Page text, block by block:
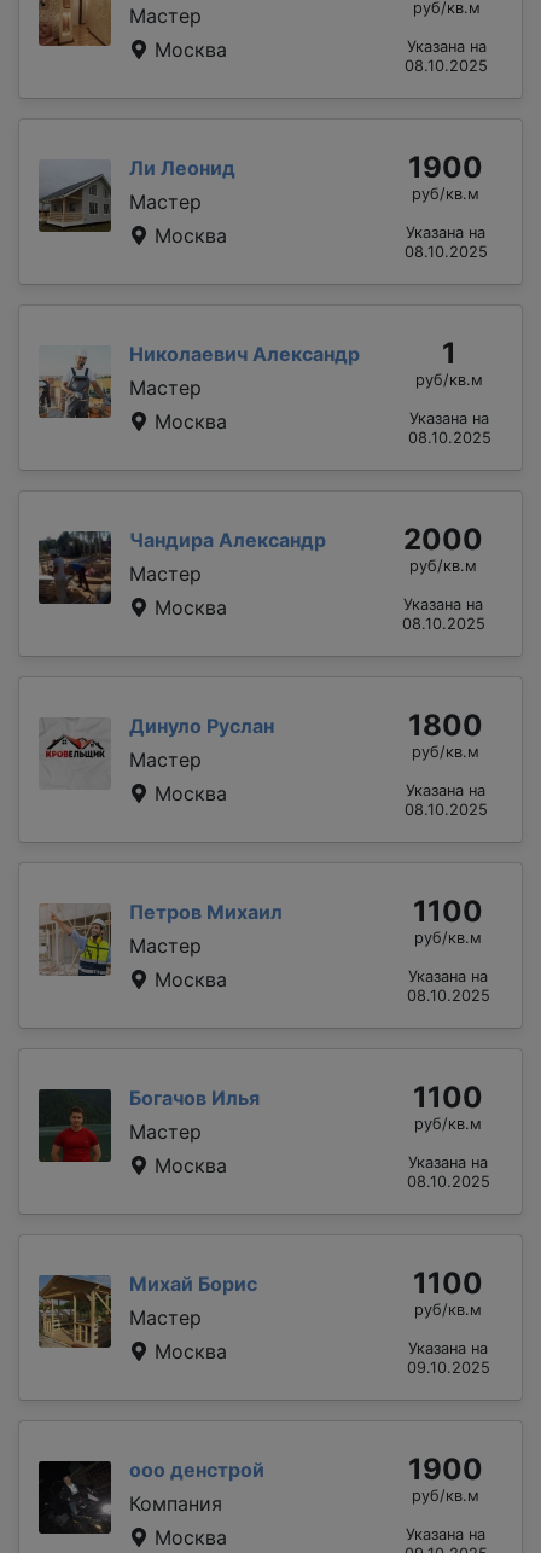
Мастер
Москва
руб/кв.м
Указана на
08.10.2025
Ли Леонид
Мастер
Москва
1900
руб/кв.м
Указана на
08.10.2025
Николаевич Александр
Мастер
Москва
1
руб/кв.м
Указана на
08.10.2025
Чандира Александр
Мастер
Москва
2000
руб/кв.м
Указана на
08.10.2025
Динуло Руслан
Мастер
Москва
1800
руб/кв.м
Указана на
08.10.2025
Петров Михаил
Мастер
Москва
1100
руб/кв.м
Указана на
08.10.2025
Богачов Илья
Мастер
Москва
1100
руб/кв.м
Указана на
08.10.2025
Михай Борис
Мастер
Москва
1100
руб/кв.м
Указана на
09.10.2025
ооо денстрой
Компания
Москва
1900
руб/кв.м
Указана на